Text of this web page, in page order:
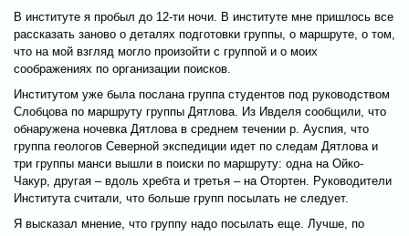
В институте я пробыл до 12-ти ночи. В институте мне пришлось все
рассказать заново о деталях подготовки группы, о маршруте, о том,
что на мой взгляд могло произойти с группой и о моих
соображениях по организации поисков.
Институтом уже была послана группа студентов под руководством
Слобцова по маршруту группы Дятлова. Из Ивделя сообщили, что
обнаружена ночевка Дятлова в среднем течении р. Ауспия, что
группа геологов Северной экспедиции идет по следам Дятлова и
три группы манси вышли в поиски по маршруту: одна на Ойко-
Чакур, другая – вдоль хребта и третья – на Отортен. Руководители
Института считали, что больше групп посылать не следует.
Я высказал мнение, что группу надо посылать еще. Лучше, по